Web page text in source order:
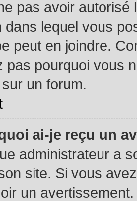
pas avoir autorisé
dans lequel vous
peut en joindre.
pas pourquoi vous
un forum.
ai-je reçu un
administrateur a
site. Si vous
un